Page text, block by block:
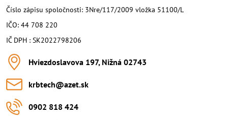
Číslo zápisu spoločnosti: 3Nre/117/2009 vložka 51100/L
IČO: 44 708 220
IČ DPH : SK2022798206
Hviezdoslavova 197, Nižná 02743
krbtech​@azet​.sk
0902 818 424